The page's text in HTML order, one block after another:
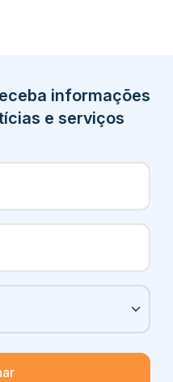
informações
e serviços